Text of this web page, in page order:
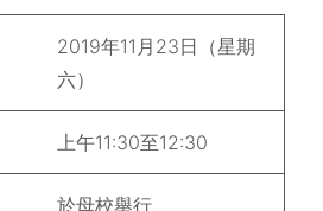
2019年11月23日（星期
六）
上午11:30至12:30
於母校舉行